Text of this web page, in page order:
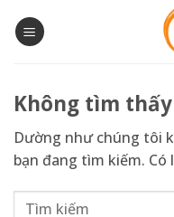
qua
Không tìm
Dường như chúng tôi
bạn đang tìm kiếm.